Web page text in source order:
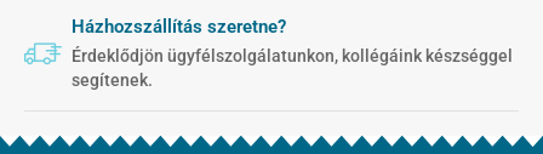
Házhozszállítás szeretne?
Érdeklődjön ügyfélszolgálatunkon, kollégáink készséggel
segítenek.